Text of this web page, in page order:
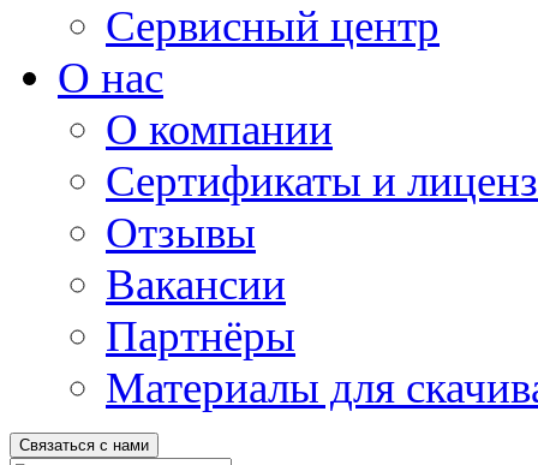
Сервисный центр
О нас
О компании
Сертификаты и
Отзывы
Вакансии
Партнёры
Материалы для
Связаться с нами